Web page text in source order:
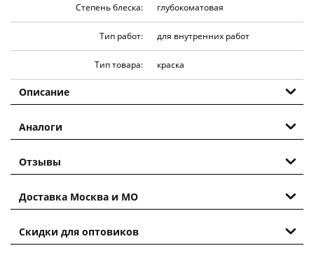
Степень блеска: глубокоматовая
Тип работ: для внутренних работ
Тип товара: краска
Описание
Аналоги
Отзывы
Доставка Москва и МО
Скидки для оптовиков